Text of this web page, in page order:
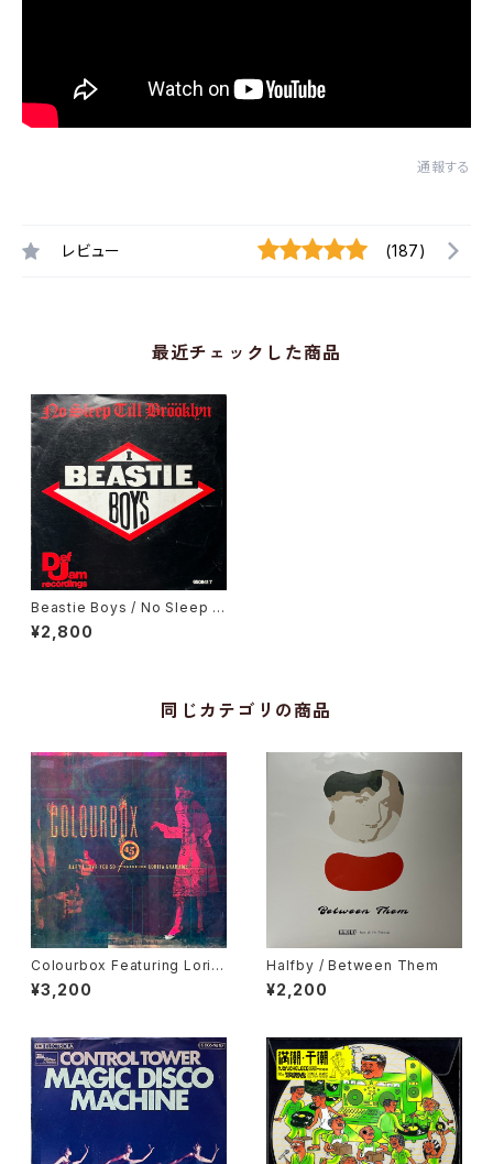
通報する
レビュー (187)
最近チェックした商品
Beastie Boys / No Sleep T
ill Brooklyn
¥2,800
同じカテゴリの商品
Colourbox Featuring Lorita
Grahame / Baby I Love You
So
¥3,200
Halfby / Between Them
¥2,200